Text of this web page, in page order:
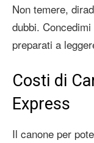
Non temere,
dubbi.
preparati a
Costi di
Express
Il canone per